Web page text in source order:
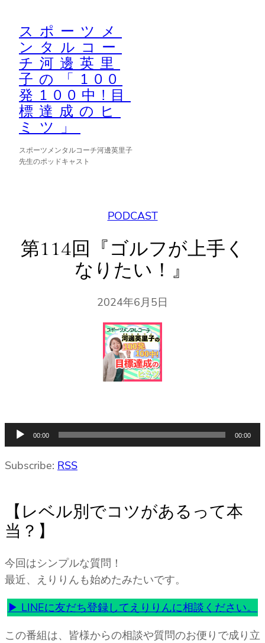
スポーツメ
ンタルコー
チ河邊英里
子の「100
発100中!目
標達成のヒ
ミツ」
スポーツメンタルコーチ河邊英里子
先生のポッドキャスト
PODCAST
第114回『ゴルフが上手く
なりたい！』
2024年6月5日
声
プ
ー
00:00 00:00
Subscribe: RSS
【レベル別でコツがあるって本
当？】
今回はシンプルな質問！
最近、えりりんも始めたみたいです。
▶︎ LINEに友だち登録してえりりんに相談ください。
この番組は、皆様からの相談や質問のお便りで成り立